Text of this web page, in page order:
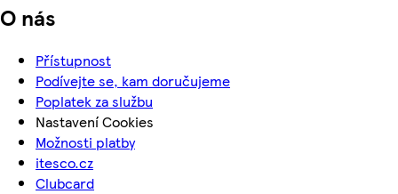
O nás
Přístupnost
Podívejte se, kam doručujeme
Poplatek za službu
Nastavení Cookies
Možnosti platby
itesco.cz
Clubcard